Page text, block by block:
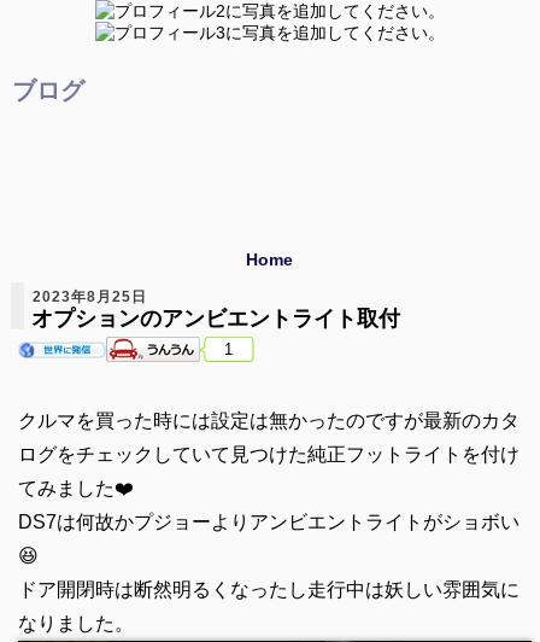
ブログ
Home
2023年8月25日
オプションのアンビエントライト取付
1
クルマを買った時には設定は無かったのですが最新のカタ
ログをチェックしていて見つけた純正フットライトを付け
てみました❤️
DS7は何故かプジョーよりアンビエントライトがショボい
😆
ドア開閉時は断然明るくなったし走行中は妖しい雰囲気に
なりました。